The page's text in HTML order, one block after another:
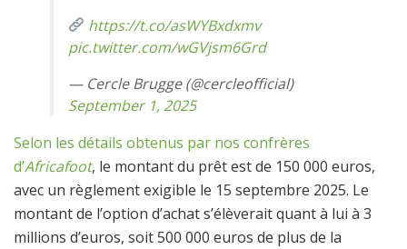
https://t.co/asWYBxdxmv
pic.twitter.com/wGVjsm6Grd
— Cercle Brugge (@cercleofficial)
September 1, 2025
Selon les détails obtenus par nos confrères
d’Africafoot, le montant du prêt est de 150 000 euros,
avec un règlement exigible le 15 septembre 2025. Le
montant de l’option d’achat s’élèverait quant à lui à 3
millions d’euros, soit 500 000 euros de plus de la